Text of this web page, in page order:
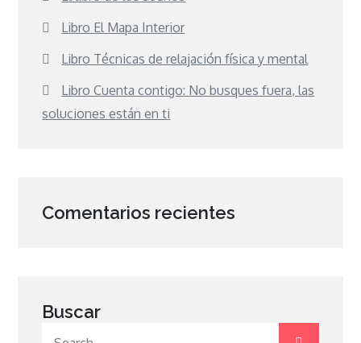
Libro El Mapa Interior
Libro Técnicas de relajación física y mental
Libro Cuenta contigo: No busques fuera, las
soluciones están en ti
Comentarios recientes
Buscar